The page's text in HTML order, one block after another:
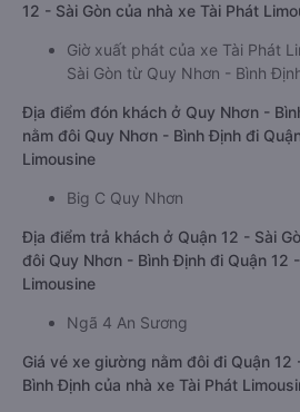
12 - Sài Gòn của nhà xe Tài Phát
Giờ xuất phát của xe Tài Phát
Sài Gòn từ Quy Nhơn - Bình
Địa điểm đón khách ở Quy Nhơn -
nằm đôi Quy Nhơn - Bình Định đi
Limousine
Big C Quy Nhơn
Địa điểm trả khách ở Quận 12 - Sài
đôi Quy Nhơn - Bình Định đi Quận 12
Limousine
Ngã 4 An Sương
Giá vé xe giường nằm đôi đi Quận 12
Bình Định của nhà xe Tài Phát